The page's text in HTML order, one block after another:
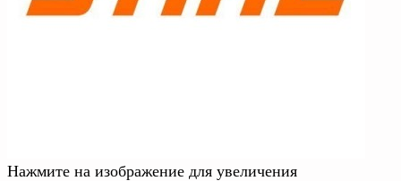
Нажмите на изображение для увеличения